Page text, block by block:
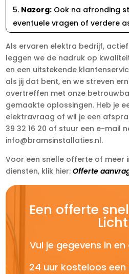
Nazorg: Ook na afronding
eventuele vragen of verdere
Als ervaren elektra bedrijf,
leggen we de nadruk op
en een uitstekende
als jij dat bent, en we streven
overtreffen met onze
gemaakte oplossingen. Heb je
elektravraag of wil je een
39 32 16 20 of stuur een e-mail
info@bramsinstallaties.nl.
Voor een snelle offerte of meer
diensten, klik hier:Offerte
Een offerte
Vul je gegevens in
24 uur kosteloos